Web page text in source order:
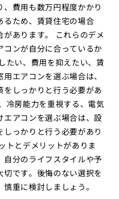
費用も数万円程度かかり
るため、賃貸住宅の場合
あります。 これらのデメ
コンが自分に合っているか
たい、費用を抑えたい、賃
エアコンを選ぶ場合は、
しっかりと行う必要があ
冷房能力を重視する、電気
アコンを選ぶ場合は、設
っかりと行う必要があり
トとデメリットがありま
自分のライフスタイルや予
です。後悔のない選択を
重に検討しましょう。